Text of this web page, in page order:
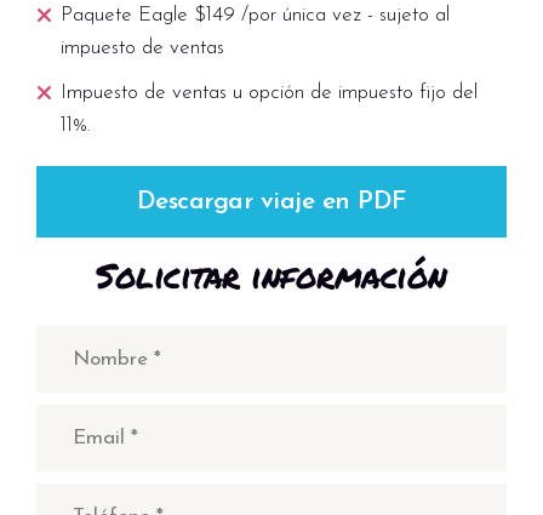
Paquete Eagle $149 /por única vez - sujeto al
impuesto de ventas
Impuesto de ventas u opción de impuesto fijo del
11%.
Descargar viaje en PDF
Solicitar información